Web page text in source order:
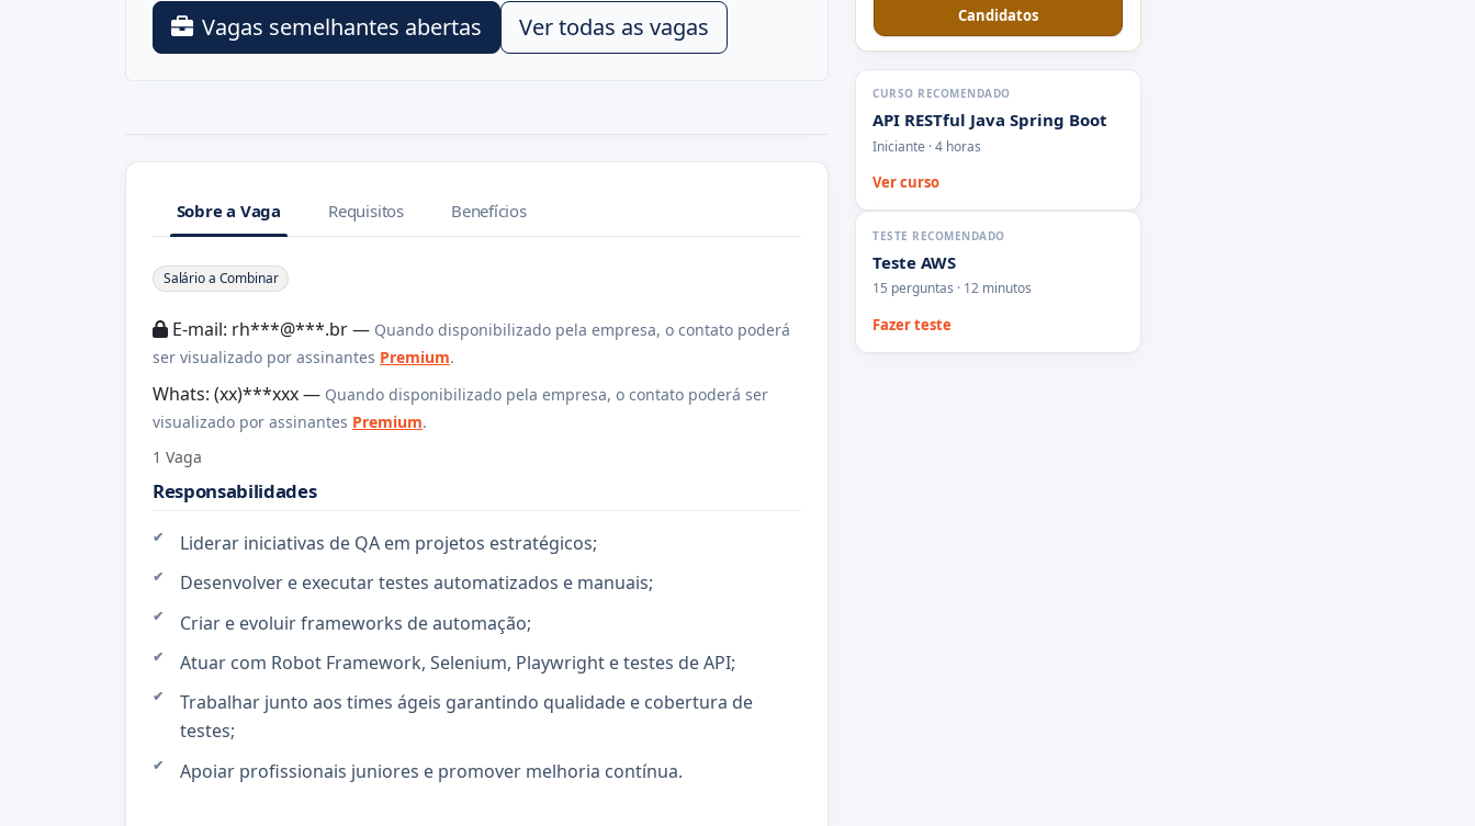
Vagas semelhantes abertas Ver todas as vagas
Sobre a Vaga Requisitos Benefícios
Sobre a Vaga
Salário a Combinar
E-mail: rh***@***.br — Quando disponibilizado pela empresa, o contato poderá
ser visualizado por assinantes Premium.
Whats: (xx)***xxx — Quando disponibilizado pela empresa, o contato poderá ser
visualizado por assinantes Premium.
1 Vaga
Responsabilidades
Liderar iniciativas de QA em projetos estratégicos;
Desenvolver e executar testes automatizados e manuais;
Criar e evoluir frameworks de automação;
Atuar com Robot Framework, Selenium, Playwright e testes de API;
Trabalhar junto aos times ágeis garantindo qualidade e cobertura de
testes;
Apoiar profissionais juniores e promover melhoria contínua.
Candidatos
CURSO RECOMENDADO
API RESTful Java Spring Boot
Iniciante · 4 horas
Ver curso
TESTE RECOMENDADO
Teste AWS
15 perguntas · 12 minutos
Fazer teste